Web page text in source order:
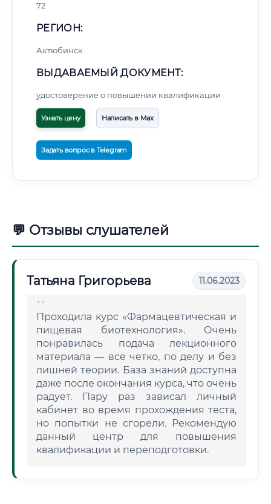
72
РЕГИОН:
Актюбинск
ВЫДАВАЕМЫЙ ДОКУМЕНТ:
удостоверение о повышении квалификации
Узнать цену Написать в Max
Задать вопрос в Telegram
💬 Отзывы слушателей
Татьяна Григорьева 11.06.2023
Проходила курс «Фармацевтическая и
пищевая биотехнология». Очень
понравилась подача лекционного
материала — все четко, по делу и без
лишней теории. База знаний доступна
даже после окончания курса, что очень
радует. Пару раз зависал личный
кабинет во время прохождения теста,
но попытки не сгорели. Рекомендую
данный центр для повышения
квалификации и переподготовки.